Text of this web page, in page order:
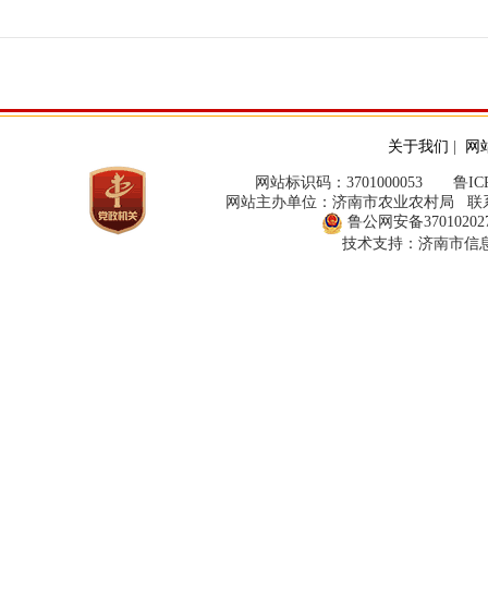
关于我们 网
网站标识码：3701000053 鲁
网站主办单位：济南市农业农村局 联
鲁公网安备
技术支持：济南市信